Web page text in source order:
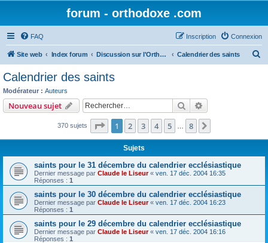
forum - orthodoxe .com
FAQ Connexion
Inscription
Site web Index forum Discussion sur l'Orthodoxie Calendrier des saints
c
Calendrier des saints
Modérateur : Auteurs
Nouveau sujet Rechercher
370 sujets Page 1sur8
1 2 3 4 5 8
Sujets
saints pour le 31 décembre du calendrier ecclésiastique
Dernier message par Claude le Liseur« ven. 17 déc. 2004 16:35
Réponses : 1
saints pour le 30 décembre du calendrier ecclésiastique
Dernier message par Claude le Liseur« ven. 17 déc. 2004 16:23
Réponses : 1
saints pour le 29 décembre du calendrier ecclésiastique
Dernier message par Claude le Liseur« ven. 17 déc. 2004 16:16
Réponses : 1